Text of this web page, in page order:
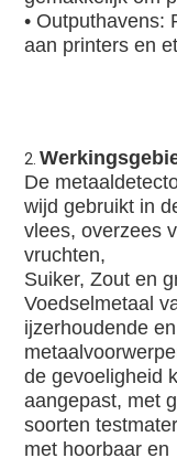
• Outputhavens:
aan printers en
2.
De
wijd gebruikt in
vlees, overzees
vruchten,
Suiker, Zout en
Voedselmetaal
ijzerhoudende
de gevoeligheid
aangepast, met
soorten
met hoorbaar en